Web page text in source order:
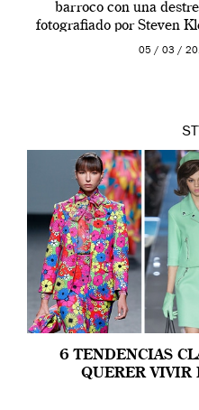
barroco con una
fotografiado por Steven
abandonó Givenchy
05 / 03 /
6 TENDENCIAS
QUERER VIVIR